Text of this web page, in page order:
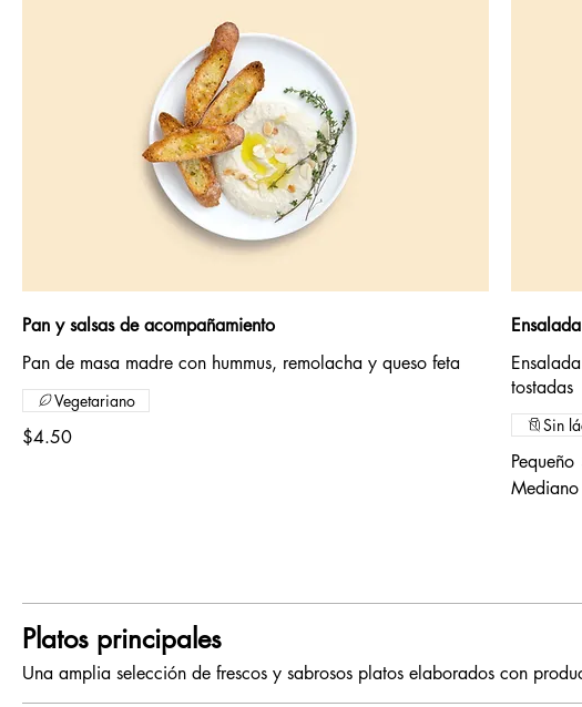
Pan y salsas de acompañamiento
Pan de masa madre con hummus, remolacha y queso feta
$4.50
Vegetariano
tostadas
Pequeño
Mediano
Sin
Platos principales
Una amplia selección de frescos y sabrosos platos elaborados con